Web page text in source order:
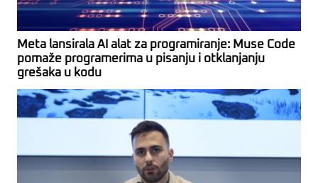
Meta lansirala AI alat za programiranje: Muse Code
pomaže programerima u pisanju i otklanjanju
grešaka u kodu